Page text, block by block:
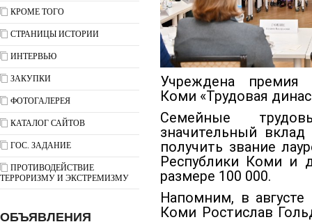
КРОМЕ ТОГО
СТРАНИЦЫ ИСТОРИИ
ИНТЕРВЬЮ
ЗАКУПКИ
ФОТОГАЛЕРЕЯ
КАТАЛОГ САЙТОВ
ГОС. ЗАДАНИЕ
ПРОТИВОДЕЙСТВИЕ
ТЕРРОРИЗМУ И ЭКСТРЕМИЗМУ
ОБЪЯВЛЕНИЯ
Учреждена премия
Коми «Трудовая
Семейные
значительный вклад
получить звание
Республики Коми и
размере 100 000.
Напомним, в августе
Коми Ростислав